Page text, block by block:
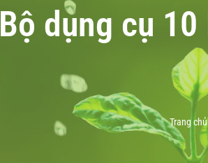
Bộ dụng cụ
Trang chủ